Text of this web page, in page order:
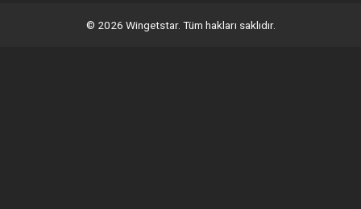
© 2026 Wingetstar. Tüm hakları saklıdır.